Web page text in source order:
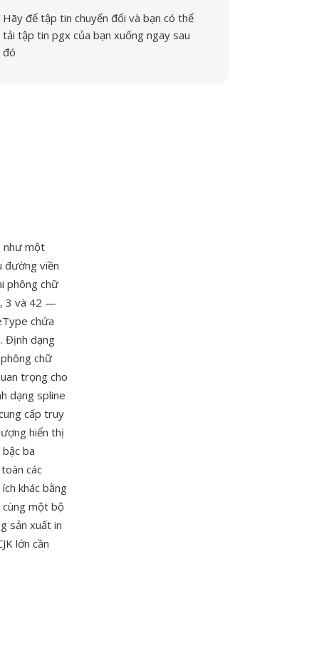
Hãy để tập tin chuyển đổi và bạn có thể
tải tập tin pgx của bạn xuống ngay sau
đó
như một
đường viền
phông chữ
3 và 42 —
chứa
Định dạng
chữ
trọng cho
dạng spline
cấp truy
hiển thị
ba
các
khác bằng
cùng một bộ
sản xuất in
lớn cần